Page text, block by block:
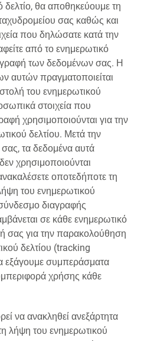
δελτίο, θα αποθηκεύουμε τη
σας καθώς και
που δηλώσατε κατά την
από το ενημερωτικό
των δεδομένων σας. Η
αυτών πραγματοποιείται
του ενημερωτικού
στοιχεία που
χρησιμοποιούνται για την
δελτίου. Μετά την
τα δεδομένα αυτά
χρησιμοποιούνται
οποτεδήποτε τη
του ενημερωτικού
διαγραφής
σε κάθε ενημερωτικό
σας για την παρακολούθηση
δελτίου (tracking
συμπεράσματα
χρήσης κάθε
να ανακληθεί ανεξάρτητα
λήψη του ενημερωτικού